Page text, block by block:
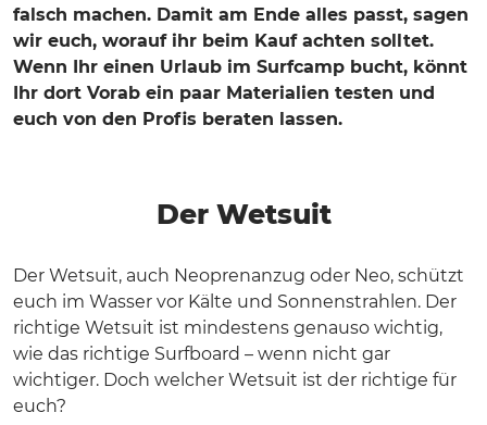
falsch machen. Damit am Ende alles passt, sagen
wir euch, worauf ihr beim Kauf achten solltet.
Wenn Ihr einen Urlaub im Surfcamp bucht, könnt
Ihr dort Vorab ein paar Materialien testen und
euch von den Profis beraten lassen.
Der Wetsuit
Der Wetsuit, auch Neoprenanzug oder Neo, schützt
euch im Wasser vor Kälte und Sonnenstrahlen. Der
richtige Wetsuit ist mindestens genauso wichtig,
wie das richtige Surfboard – wenn nicht gar
wichtiger. Doch welcher Wetsuit ist der richtige für
euch?